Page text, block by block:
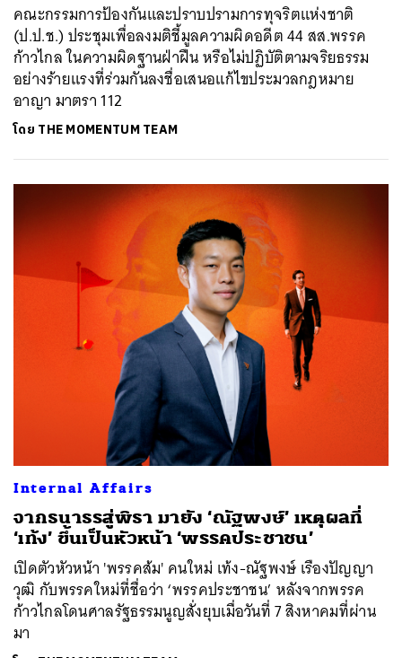
คณะกรรมการป้องกันและปราบปรามการทุจริตแห่งชาติ
(ป.ป.ช.) ประชุมเพื่อลงมติชี้มูลความผิดอดีต 44 สส.พรรค
ก้าวไกล ในความผิดฐานฝ่าฝืน หรือไม่ปฏิบัติตามจริยธรรม
อย่างร้ายแรงที่ร่วมกันลงชื่อเสนอแก้ไขประมวลกฎหมาย
อาญา มาตรา 112
โดย THE MOMENTUM TEAM
Internal Affairs
จากธนาธรสู่พิธา มายัง ‘ณัฐพงษ์’ เหตุผลที่
‘เท้ง’ ขึ้นเป็นหัวหน้า ‘พรรคประชาชน’
เปิดตัวหัวหน้า 'พรรคส้ม' คนใหม่ เท้ง-ณัฐพงษ์ เรืองปัญญา
วุฒิ กับพรรคใหม่ที่ชื่อว่า ‘พรรคประชาชน’ หลังจากพรรค
ก้าวไกลโดนศาลรัฐธรรมนูญสั่งยุบเมื่อวันที่ 7 สิงหาคมที่ผ่าน
มา